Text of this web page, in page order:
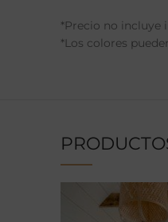
*Precio no incluye
*Los colores